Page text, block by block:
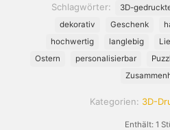
Enthält: 1
Kategorien: 3D-
Schlagwörter:
3D-
dekorativ
Geschenk
hochwertig
langlebig
Ostern
personalisierbar